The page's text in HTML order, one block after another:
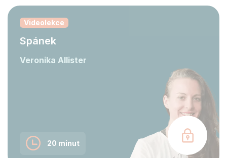
Videolekce
Spánek
Veronika Allister
20 minut